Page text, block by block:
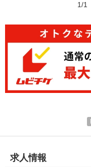
1/1
求人情報